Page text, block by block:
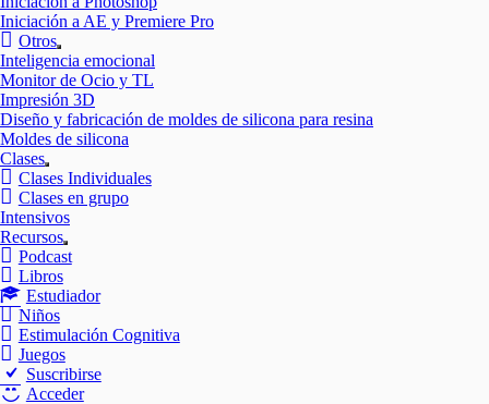
Iniciación a AE y Premiere Pro
Otros
Mostrar
el
submenú
Inteligencia emocional
Monitor de Ocio y TL
Impresión 3D
Diseño y fabricación de moldes de silicona para resina
Moldes de silicona
Clases
Mostrar
el
submenú
Clases Individuales
Clases en grupo
Intensivos
Recursos
Mostrar
el
Podcast
Libros
Estudiador
Niños
Estimulación Cognitiva
Juegos
Suscribirse
Acceder